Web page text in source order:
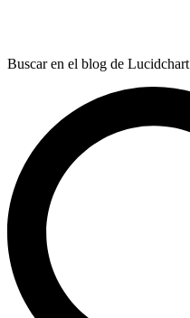
Buscar en el blog de Lucidchart